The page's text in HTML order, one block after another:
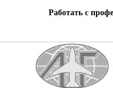
Работать с